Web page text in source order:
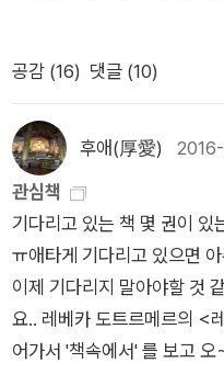
로를 기억하지는 않았다 묘
의 악취를 표백하며 죽은 자
다 엔딩 없는 흑백영화를 관
사진을 한 장씩 받았다 느린
지는 한때였다 (16쪽) 그림
안부 기차의 입김 얼음 레일
아 소식을 전할 거야 어두운
린 너 못갖춘마디 슬픔이 그
는 나라 (37쪽) 특히 이런
무엇이 될 수 있다고 믿는 삶
고 싶다니, 이렇게 사랑스럽
시인은 상념이 시로 피어난
있었고, 결코 잊을 수 없는 기
편함이 있었다. 그들은 규격
를 말하고자 했다. 그러니까
다른 이름, 다른 모양으로
무는 바람을, 바람은 공중을
는 깃털을, 깃털은 가벼움을,
발은 강물을, 책상이 떠다닌
만 친숙해지기는 어려운 시
병원에서 몇 가지 피검사를
찍고 1시간 30분 가까이 기
비롯한 모든 수치가 괜찮았
담하게 말했다. 간단한 내 질
찍자고 말했다. 모든 게 감
아니다. 그러나 8시간 이상
깨어났을 때 의사에게 계획
하다는 말을 자주 입에 달
돌봐주고 있다. 바쁜 아이라
공감 (16) 댓글 (10)
후애(厚愛)
관심책
기다리고 있는 책 몇 권이 있
ㅠ애타게 기다리고 있으면
이제 기다리지 말아야할 것
요.. 레베카 도트르메르의 <
어가서 '책속에서' 를 보고